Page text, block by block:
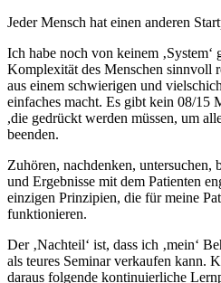
Jeder Mensch hat einen anderen
Ich habe noch von keinem ‚System‘
Komplexität des Menschen sinnvoll
aus einem schwierigen und
einfaches macht. Es gibt kein 08/15
,die gedrückt werden müssen, um
beenden.
Zuhören, nachdenken, untersuchen,
und Ergebnisse mit dem Patienten
einzigen Prinzipien, die für meine
funktionieren.
Der ‚Nachteil‘ ist, dass ich ‚mein‘
als teures Seminar verkaufen kann.
daraus folgende kontinuierliche